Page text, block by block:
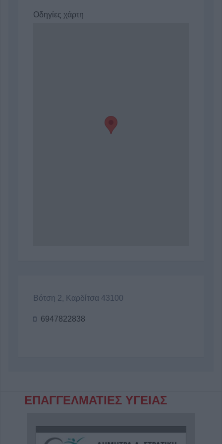
Οδηγίες χάρτη
Βότση 2, Καρδίτσα 43100
6947822838
ΕΠΑΓΓΕΛΜΑΤΙΕΣ ΥΓΕΙΑΣ